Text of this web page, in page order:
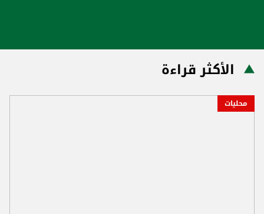
الأكثر قراءة
محليات